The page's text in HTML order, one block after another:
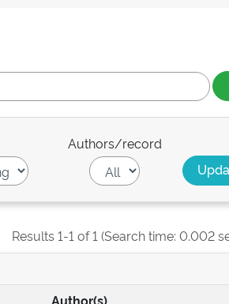
Authors/record
Results 1-1 of 1 (Search time: 0.002
Author(s)